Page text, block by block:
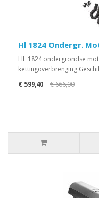
Hl 1824 Ondergr.
HL 1824 ondergrondse
kettingoverbrenging
€ 599,40
€ 666,00